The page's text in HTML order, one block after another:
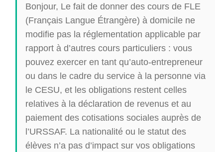
Bonjour, Le fait de donner des cours de FLE
(Français Langue Étrangère) à domicile ne
modifie pas la réglementation applicable par
rapport à d’autres cours particuliers : vous
pouvez exercer en tant qu’auto-entrepreneur
ou dans le cadre du service à la personne via
le CESU, et les obligations restent celles
relatives à la déclaration de revenus et au
paiement des cotisations sociales auprès de
l’URSSAF. La nationalité ou le statut des
élèves n’a pas d’impact sur vos obligations